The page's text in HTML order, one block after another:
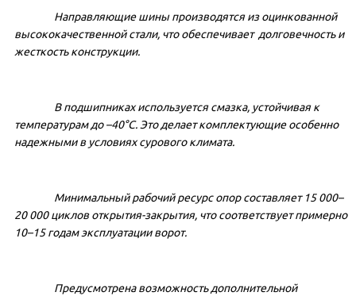
Направляющие шины производятся из оцинкованной
высококачественной стали, что обеспечивает долговечность и
жесткость конструкции.
В подшипниках используется смазка, устойчивая к
температурам до –40°С. Это делает комплектующие особенно
надежными в условиях сурового климата.
Минимальный рабочий ресурс опор составляет 15 000–
20 000 циклов открытия-закрытия, что соответствует примерно
10–15 годам эксплуатации ворот.
Предусмотрена возможность дополнительной